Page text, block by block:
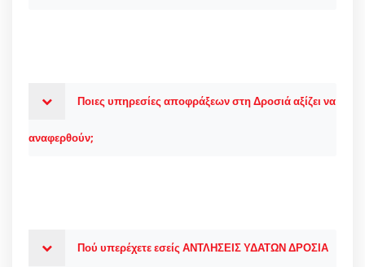
Ποιες υπηρεσίες αποφράξεων στη Δροσιά αξίζει να
αναφερθούν;
Πού υπερέχετε εσείς ΑΝΤΛΗΣΕΙΣ ΥΔΑΤΩΝ ΔΡΟΣΙΑ